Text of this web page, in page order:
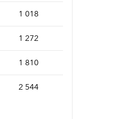
1 018
1 272
1 810
2 544